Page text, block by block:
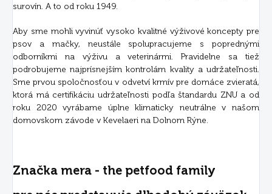
surovín. A to od roku 1949.
Aby sme mohli vyvinúť vysoko kvalitné výživové koncepty pre
psov a mačky, neustále spolupracujeme s poprednými
odborníkmi na výživu a veterinármi. Pravidelne sa tiež
podrobujeme najprísnejším kontrolám kvality a udržateľnosti.
Sme prvou spoločnosťou v odvetví krmív pre domáce zvieratá,
ktorá má certifikáciu udržateľnosti podľa štandardu ZNU a od
roku 2020 vyrábame úplne klimaticky neutrálne v našom
domovskom závode v Kevelaeri na Dolnom Rýne.
Značka mera - the petfood family